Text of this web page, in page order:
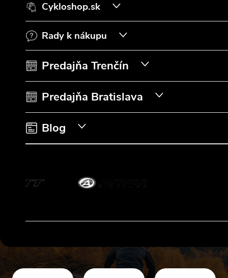
Cykloshop.sk
Rady k nákupu
Predajňa Trenčín
Predajňa Bratislava
Blog